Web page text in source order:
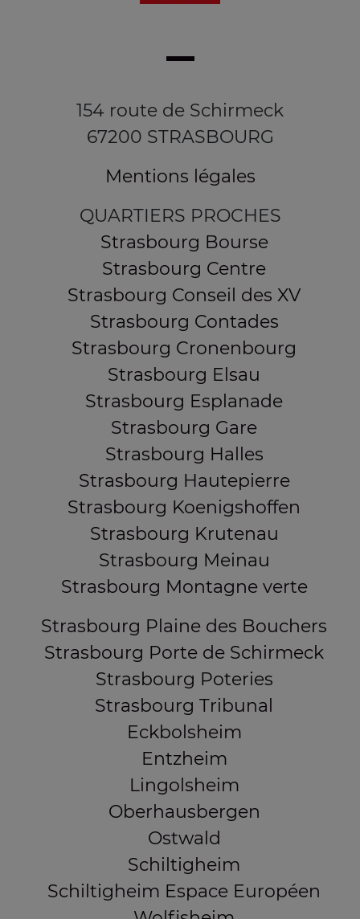
154 route de Schirmeck
67200 STRASBOURG
Mentions légales
QUARTIERS PROCHES
Strasbourg Bourse
Strasbourg Centre
Strasbourg Conseil des XV
Strasbourg Contades
Strasbourg Cronenbourg
Strasbourg Elsau
Strasbourg Esplanade
Strasbourg Gare
Strasbourg Halles
Strasbourg Hautepierre
Strasbourg Koenigshoffen
Strasbourg Krutenau
Strasbourg Meinau
Strasbourg Montagne verte
Strasbourg Plaine des Bouchers
Strasbourg Porte de Schirmeck
Strasbourg Poteries
Strasbourg Tribunal
Eckbolsheim
Entzheim
Lingolsheim
Oberhausbergen
Ostwald
Schiltigheim
Schiltigheim Espace Européen